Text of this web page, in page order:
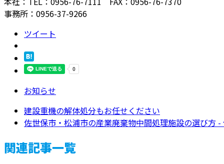
事務所：0956-37-9266
ツイート
お知らせ
建設重機の解体処分もお任せください
佐世保市・松浦市の産業廃棄物中間処理施設の選び方 -
関連記事一覧